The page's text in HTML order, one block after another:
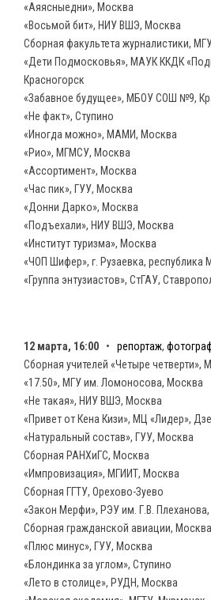
«Аяясныедни», Москва
«Восьмой бит», НИУ ВШЭ, Москва
Сборная факультета журналистики,
«Дети Подмосковья», МАУК ККДК
Красногорск
«Забавное будущее», МБОУ СОШ №9,
«Не факт», Ступино
«Иногда можно», МАМИ, Москва
«Рио», МГМСУ, Москва
«Ассортимент», Москва
«Час пик», ГУУ, Москва
«Донни Дарко», Москва
«Подъехали», НИУ ВШЭ, Москва
«Институт туризма», Москва
«ЧОП Шифер», г. Рузаевка, республика
«Группа энтузиастов», СтГАУ,
12 марта, 16:00 • репортаж,
Сборная учителей «Четыре четверти»,
«17.50», МГУ им. Ломоносова, Москва
«Не такая», НИУ ВШЭ, Москва
«Привет от Кена Кизи», МЦ «Лидер»,
«Натуральный состав», ГУУ, Москва
Сборная РАНХиГС, Москва
«Импровизация», МГИИТ, Москва
Сборная ГГТУ, Орехово-Зуево
«Закон Мерфи», РЭУ им. Г.В.
Сборная гражданской авиации, Москва
«Плюс минус», ГУУ, Москва
«Блондинка за углом», Ступино
«Лето в столице», РУДН, Москва